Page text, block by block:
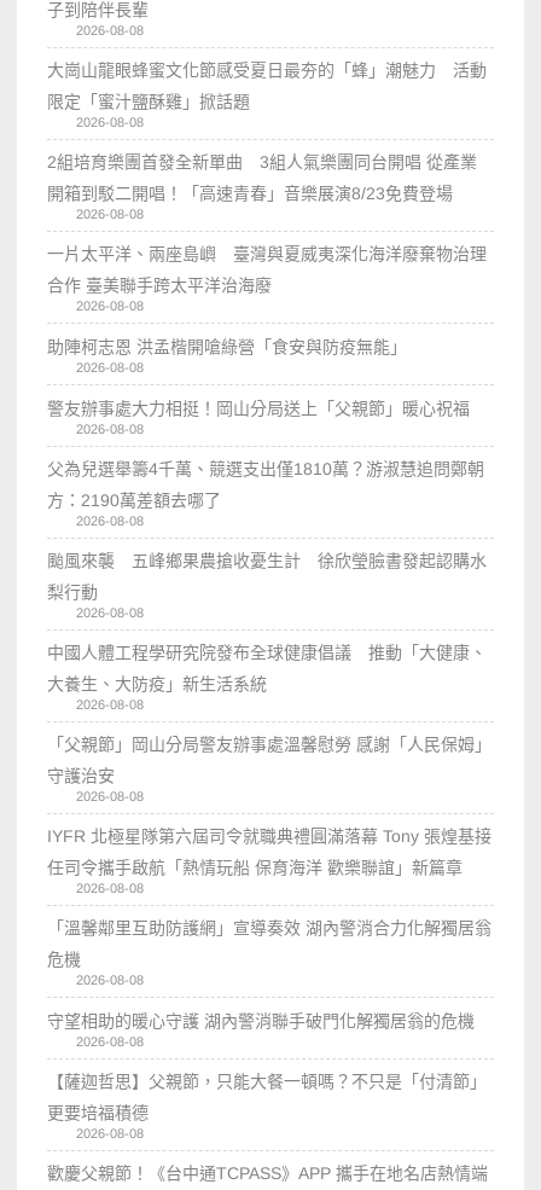
子到陪伴長輩
2026-08-08
大崗山龍眼蜂蜜文化節感受夏日最夯的「蜂」潮魅力 活動
限定「蜜汁鹽酥雞」掀話題
2026-08-08
2組培育樂團首發全新單曲 3組人氣樂團同台開唱 從產業
開箱到駁二開唱！「高速青春」音樂展演8/23免費登場
2026-08-08
一片太平洋、兩座島嶼 臺灣與夏威夷深化海洋廢棄物治理
合作 臺美聯手跨太平洋治海廢
2026-08-08
助陣柯志恩 洪孟楷開嗆綠營「食安與防疫無能」
2026-08-08
警友辦事處大力相挺！岡山分局送上「父親節」暖心祝福
2026-08-08
父為兒選舉籌4千萬、競選支出僅1810萬？游淑慧追問鄭朝
方：2190萬差額去哪了
2026-08-08
颱風來襲 五峰鄉果農搶收憂生計 徐欣瑩臉書發起認購水
梨行動
2026-08-08
中國人體工程學研究院發布全球健康倡議 推動「大健康、
大養生、大防疫」新生活系統
2026-08-08
「父親節」岡山分局警友辦事處溫馨慰勞 感謝「人民保姆」
守護治安
2026-08-08
IYFR 北極星隊第六屆司令就職典禮圓滿落幕 Tony 張煌基接
任司令攜手啟航「熱情玩船 保育海洋 歡樂聯誼」新篇章
2026-08-08
「溫馨鄰里互助防護網」宣導奏效 湖內警消合力化解獨居翁
危機
2026-08-08
守望相助的暖心守護 湖內警消聯手破門化解獨居翁的危機
2026-08-08
【薩迦哲思】父親節，只能大餐一頓嗎？不只是「付清節」
更要培福積德
2026-08-08
歡慶父親節！《台中通TCPASS》APP 攜手在地名店熱情端